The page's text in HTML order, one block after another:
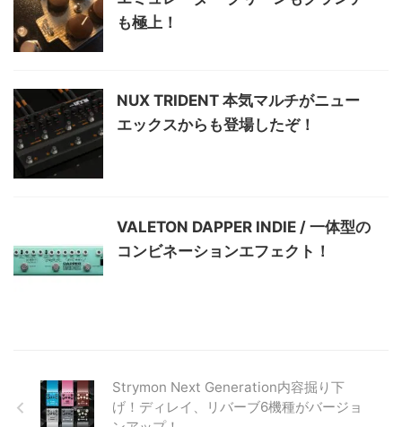
も極上！
NUX TRIDENT 本気マルチがニュー
エックスからも登場したぞ！
VALETON DAPPER INDIE / 一体型の
コンビネーションエフェクト！
Strymon Next Generation内容掘り下
げ！ディレイ、リバーブ6機種がバージョ